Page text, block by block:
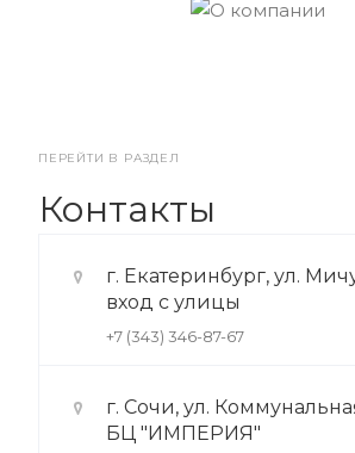
ПЕРЕЙТИ В РАЗДЕЛ
Контакты
г. Екатеринбург, ул.
вход с улицы
+7 (343) 346-87-67
г. Сочи, ул.
БЦ "ИМПЕРИЯ"